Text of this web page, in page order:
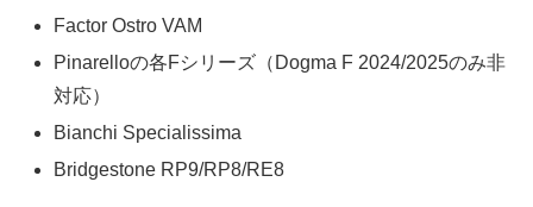
Factor Ostro VAM
Pinarelloの各Fシリーズ（Dogma F 2024/2025のみ非
対応）
Bianchi Specialissima
Bridgestone RP9/RP8/RE8